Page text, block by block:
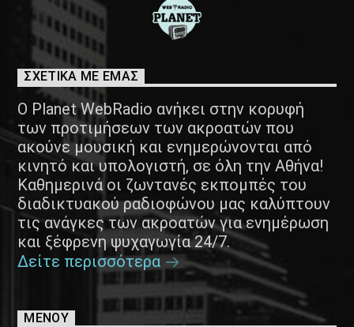
ΣΧΕΤΙΚΑ ΜΕ ΕΜΑΣ
Ο Planet WebRadio ανήκει στην κορυφή
των προτιμήσεων των ακροατών που
ακούνε μουσική και ενημερώνονται από
κινητό και υπολογιστή, σε όλη την Αθήνα!
Καθημερινά οι ζωντανές εκπομπές του
διαδικτυακού ραδιοφώνου μας καλύπτουν
τις ανάγκες των ακροατών για ενημέρωση
και ξέφρενη ψυχαγωγία 24/7.
Δείτε περισσότερα
ΜΕΝΟΥ